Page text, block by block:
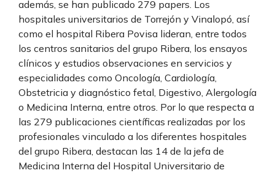
además, se han publicado 279 papers. Los
hospitales universitarios de Torrejón y Vinalopó, así
como el hospital Ribera Povisa lideran, entre todos
los centros sanitarios del grupo Ribera, los ensayos
clínicos y estudios observaciones en servicios y
especialidades como Oncología, Cardiología,
Obstetricia y diagnóstico fetal, Digestivo, Alergología
o Medicina Interna, entre otros. Por lo que respecta a
las 279 publicaciones científicas realizadas por los
profesionales vinculado a los diferentes hospitales
del grupo Ribera, destacan las 14 de la jefa de
Medicina Interna del Hospital Universitario de